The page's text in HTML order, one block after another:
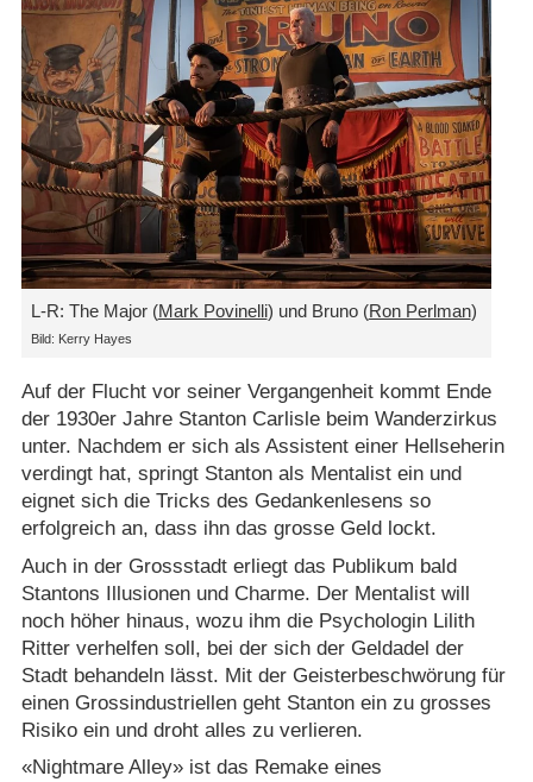
L-R: The Major (Mark Povinelli) und Bruno (Ron Perlman)
Bild: Kerry Hayes
Auf der Flucht vor seiner Vergangenheit kommt Ende
der 1930er Jahre Stanton Carlisle beim Wanderzirkus
unter. Nachdem er sich als Assistent einer Hellseherin
verdingt hat, springt Stanton als Mentalist ein und
eignet sich die Tricks des Gedankenlesens so
erfolgreich an, dass ihn das grosse Geld lockt.
Auch in der Grossstadt erliegt das Publikum bald
Stantons Illusionen und Charme. Der Mentalist will
noch höher hinaus, wozu ihm die Psychologin Lilith
Ritter verhelfen soll, bei der sich der Geldadel der
Stadt behandeln lässt. Mit der Geisterbeschwörung für
einen Grossindustriellen geht Stanton ein zu grosses
Risiko ein und droht alles zu verlieren.
«Nightmare Alley» ist das Remake eines